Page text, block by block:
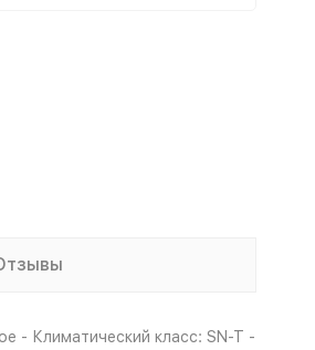
- Климатический класс: SN-T -